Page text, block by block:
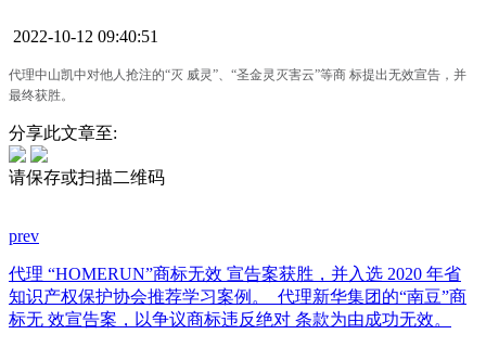
2022-10-12 09:40:51
代理中山凯中对他人抢注的“灭 威灵”、“圣金灵灭害云”等商 标提出无效宣告，并
最终获胜。
分享此文章至:
请保存或扫描二维码
prev
代理 “HOMERUN”商标无效 宣告案获胜，并入选 2020 年省
知识产权保护协会推荐学习案例。
代理新华集团的“南豆”商
标无 效宣告案，以争议商标违反绝对 条款为由成功无效。